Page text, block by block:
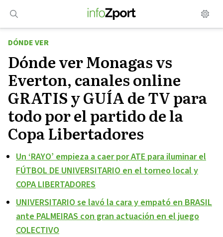
contenido
DÓNDE VER
Dónde ver Monagas vs
Everton, canales online
GRATIS y GUÍA de TV para
todo por el partido de la
Copa Libertadores
Un ‘RAYO’ empieza a caer por ATE para iluminar el
FÚTBOL DE UNIVERSITARIO en el torneo local y
COPA LIBERTADORES
UNIVERSITARIO se lavó la cara y empató en BRASIL
ante PALMEIRAS con gran actuación en el juego
COLECTIVO